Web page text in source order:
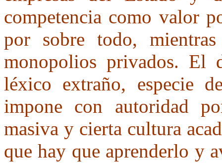
competencia como valor
por sobre todo,
monopolios privados. El
léxico extraño, especie
impone con autoridad
masiva y cierta cultura
que hay que aprenderlo y